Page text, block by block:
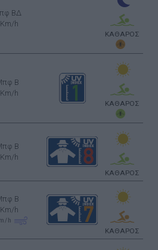
ΒΔ
h
ΚΑΘΑΡΟΣ
B
h
ΚΑΘΑΡΟΣ
B
h
ΚΑΘΑΡΟΣ
B
h
h
ΚΑΘΑΡΟΣ